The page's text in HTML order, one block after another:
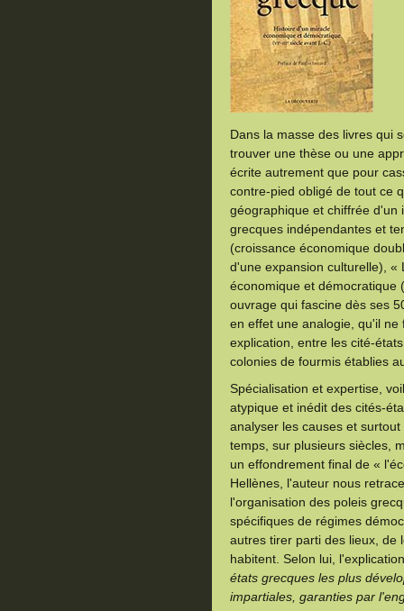
Dans la masse des livres qui
trouver une thèse ou une
écrite autrement que pour
contre-pied obligé de tout ce
géographique et chiffrée d'un
grecques indépendantes et
(croissance économique
d'une expansion culturelle),
économique et démocratique
ouvrage qui fascine dès ses
en effet une analogie, qu'il
explication, entre les cité-
colonies de fourmis établies
Spécialisation et expertise,
atypique et inédit des cités-
analyser les causes et
temps, sur plusieurs siècles,
un effondrement final de «
Hellènes, l'auteur nous
l'organisation des poleis
spécifiques de régimes
autres tirer parti des lieux, de
habitent. Selon lui,
états grecques les plus
impartiales, garanties par